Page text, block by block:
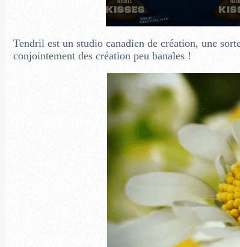
Tendril est un studio canadien de création, une
conjointement des création peu banales !